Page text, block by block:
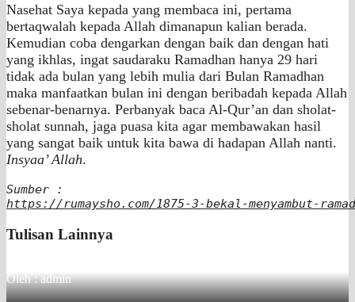
Nasehat Saya kepada yang membaca ini, pertama
bertaqwalah kepada Allah dimanapun kalian berada.
Kemudian coba dengarkan dengan baik dan dengan hati
yang ikhlas, ingat saudaraku Ramadhan hanya 29 hari
tidak ada bulan yang lebih mulia dari Bulan Ramadhan
maka manfaatkan bulan ini dengan beribadah kepada Allah
sebenar-benarnya. Perbanyak baca Al-Qur’an dan sholat-
sholat sunnah, jaga puasa kita agar membawakan hasil
yang sangat baik untuk kita bawa di hadapan Allah nanti.
Insyaa’ Allah.
https://rumaysho.com/1875-3-bekal-menyambut-
Tulisan Lainnya
Oleh : admin